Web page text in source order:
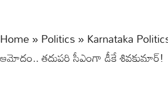
Home»Politics»Karnataka
ఆమోదం.. తదుపరి సీఎంగా డీకే శివకుమార్!